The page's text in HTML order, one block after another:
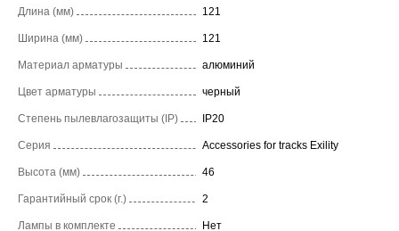
Длина (мм) 121
Ширина (мм) 121
Материал арматуры алюминий
Цвет арматуры черный
Степень пылевлагозащиты (IP) IP20
Серия Accessories for tracks Exility
Высота (мм) 46
Гарантийный срок (г.) 2
Лампы в комплекте Нет